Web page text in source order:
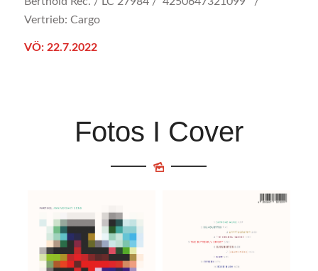
Vertrieb: Cargo
VÖ: 22.7.2022
Fotos I Cover